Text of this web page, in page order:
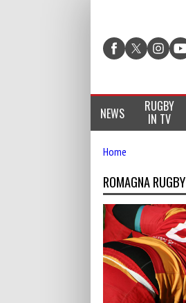
NEWS RUGBY
IN TV
Home
ROMAGNA RUGBY